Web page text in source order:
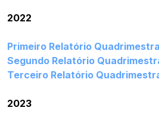
2022
Primeiro Relatório
Segundo Relatório
Terceiro Relatório
2023